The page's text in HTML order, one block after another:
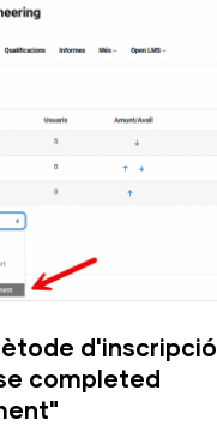
d'inscripció
completed